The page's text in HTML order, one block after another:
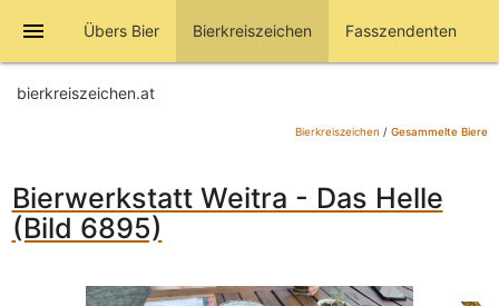
menu Übers Bier Bierkreiszeichen Fasszendenten
bierkreiszeichen.at
Bierkreiszeichen / Gesammelte Biere
Bierwerkstatt Weitra - Das Helle
(Bild 6895)